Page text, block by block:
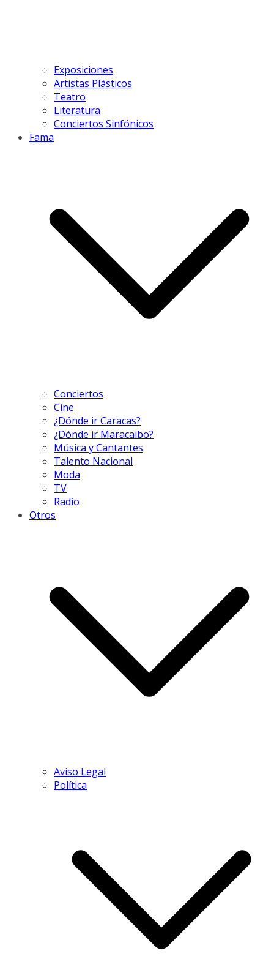
Exposiciones
Artistas Plásticos
Teatro
Literatura
Conciertos Sinfónicos
Fama
Conciertos
Cine
¿Dónde ir Caracas?
¿Dónde ir Maracaibo?
Música y Cantantes
Talento Nacional
Moda
TV
Radio
Otros
Aviso Legal
Política